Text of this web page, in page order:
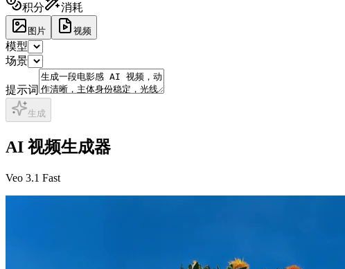
积分
消耗
图片 视频
模型
场景
提示词
生成
AI 视频生成器
Veo 3.1 Fast